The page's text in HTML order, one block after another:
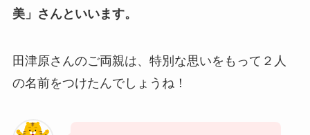
美」さんといいます。
田津原さんのご両親は、特別な思いをもって２人
の名前をつけたんでしょうね！